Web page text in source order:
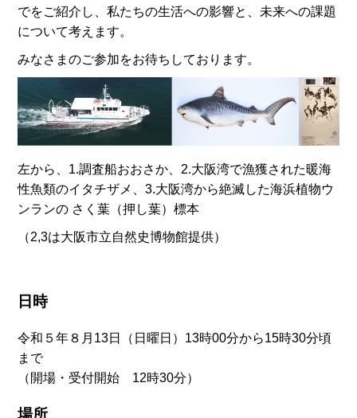
でをご紹介し、私たちの生活への影響と、未来への課題
について考えます。
みなさまのご参加をお待ちしております。
左から、1.調査船おおさか、2.大阪湾で漁獲された暖海
性魚類のイタチザメ、3.大阪湾から絶滅した海浜植物ウ
ンランの さく葉（押し葉）標本
（2,3は大阪市立自然史博物館提供）
日時
令和５年８月13日（日曜日）13時00分から15時30分頃
まで
（開場・受付開始 12時30分）
場所